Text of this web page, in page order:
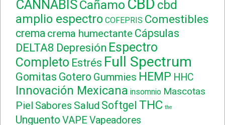
CANNABISCañamo CBD cbd
amplio espectro COFEPRIS Comestibles
crema crema humectante Cápsulas
DELTA8 Depresión Espectro
Completo Estrés Full Spectrum
Gomitas Gotero Gummies HEMP HHC
Innovación Mexicana insomnio Mascotas
Piel Sabores Salud Softgel THC the
Unguento VAPE Vapeadores